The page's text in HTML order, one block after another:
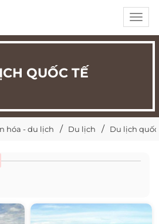
QUỐC TẾ
hóa - du lịch Du lịch Du lịch